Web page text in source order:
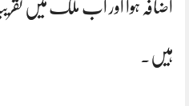
ہیں۔